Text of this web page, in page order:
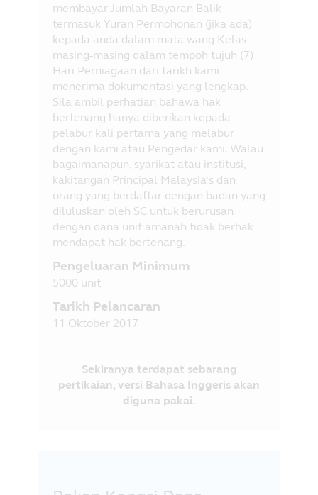
membayar Jumlah Bayaran Balik
termasuk Yuran Permohonan (jika ada)
kepada anda dalam mata wang Kelas
masing-masing dalam tempoh tujuh (7)
Hari Perniagaan dari tarikh kami
menerima dokumentasi yang lengkap.
Sila ambil perhatian bahawa hak
bertenang hanya diberikan kepada
pelabur kali pertama yang melabur
dengan kami atau Pengedar kami. Walau
bagaimanapun, syarikat atau institusi,
kakitangan Principal Malaysia’s dan
orang yang berdaftar dengan badan yang
diluluskan oleh SC untuk berurusan
dengan dana unit amanah tidak berhak
mendapat hak bertenang.
Pengeluaran Minimum
5000 unit
Tarikh Pelancaran
11 Oktober 2017
Sekiranya terdapat sebarang
pertikaian, versi Bahasa Inggeris akan
diguna pakai.